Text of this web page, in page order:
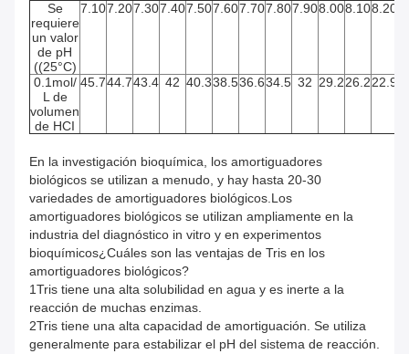
Se
requiere
un valor
de pH
((25°C)
7.107.207.307.407.507.607.707.807.908.008.108.20
0.1mol/
L de
volumen
de HCI
45.744.743.4 42 40.338.536.634.5 32 29.226.222.9
En la investigación bioquímica, los amortiguadores
biológicos se utilizan a menudo, y hay hasta 20-30
variedades de amortiguadores biológicos.Los
amortiguadores biológicos se utilizan ampliamente en la
industria del diagnóstico in vitro y en experimentos
bioquímicos¿Cuáles son las ventajas de Tris en los
amortiguadores biológicos?
1Tris tiene una alta solubilidad en agua y es inerte a la
reacción de muchas enzimas.
2Tris tiene una alta capacidad de amortiguación. Se utiliza
generalmente para estabilizar el pH del sistema de reacción.